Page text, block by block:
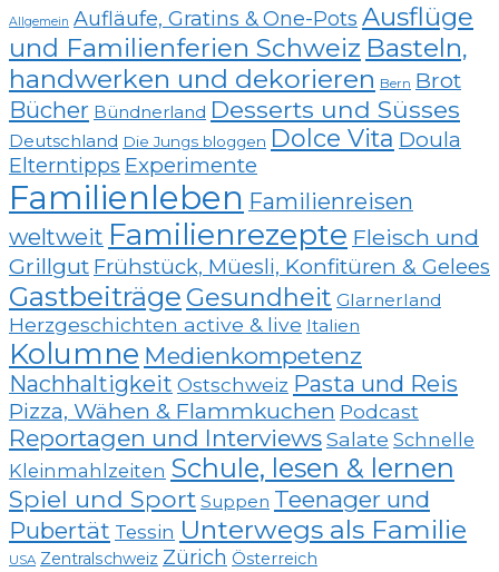
Allgemein Aufläufe, Gratins & One-Pots Ausflüge
und Familienferien Schweiz Basteln,
handwerken und dekorieren Bern Brot
Bücher Bündnerland Desserts und Süsses
Deutschland Die Jungs bloggen Dolce Vita Doula
Elterntipps Experimente
Familienleben Familienreisen
weltweit Familienrezepte Fleisch und
Grillgut Frühstück, Müesli, Konfitüren & Gelees
Gastbeiträge Gesundheit Glarnerland
Herzgeschichten active & live Italien
Kolumne Medienkompetenz
Nachhaltigkeit Ostschweiz Pasta und Reis
Pizza, Wähen & Flammkuchen Podcast
Reportagen und InterviewsSalate Schnelle
Kleinmahlzeiten Schule, lesen & lernen
Spiel und Sport Suppen Teenager und
Pubertät Tessin Unterwegs als Familie
USA Zentralschweiz Zürich Österreich